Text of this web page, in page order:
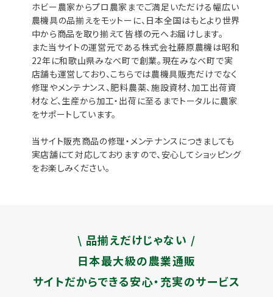
ホビー農家からプロ農家までご満足いただける幅広い
農機具の品揃えをモットーに、日本全国はもとより世界
中から商品を取り揃えて皆様の元へお届けします。
また当サイトの運営元である株式会社藤原農機は昭和
22年に和歌山県みなべ町で創業。現在みなべ町で実
店舗も運営しており、こちらでは農機具販売だけでなく
修理やメンテナンス、肥料農薬、施設資材、加工出荷資
材など、生産から加工・出荷に至るまでトータルに農家
をサポートしています。
当サイト販売商品の修理・メンテナンスにつきましても
実店舗にて対応しておりますので、安心してショッピング
をお楽しみください。
\ 品揃えだけじゃない /
日本最大級の農業通販
サイトだからできる安心・充実のサービス